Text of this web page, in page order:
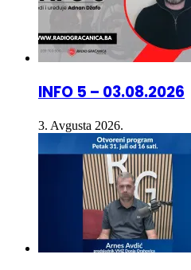
INFO 5 – 03.08.2026
3. Avgusta 2026.